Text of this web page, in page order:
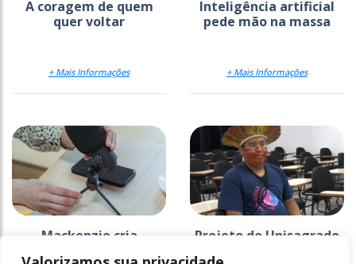
A coragem de quem
quer voltar
+ Mais Informações
Inteligência artificial
pede mão na massa
+ Mais Informações
Mackenzie cria
Projeto do Unisagrado